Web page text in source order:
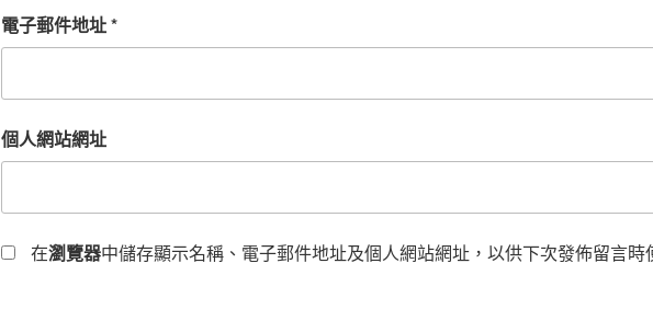
電子郵件地址*
個人網站網址
在瀏覽器中儲存顯示名稱、電子郵件地址及個人網站網址，以供下次發佈留言時